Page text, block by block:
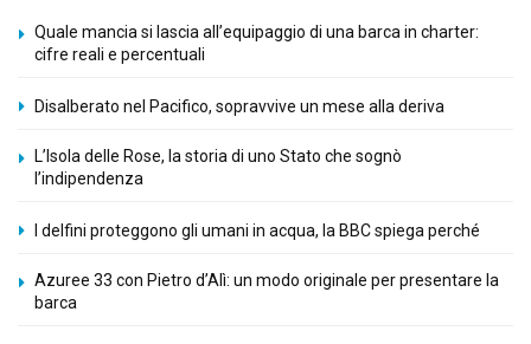
Quale mancia si lascia all’equipaggio di una barca in charter:
cifre reali e percentuali
Disalberato nel Pacifico, sopravvive un mese alla deriva
L’Isola delle Rose, la storia di uno Stato che sognò
l’indipendenza
I delfini proteggono gli umani in acqua, la BBC spiega perché
Azuree 33 con Pietro d’Alì: un modo originale per presentare la
barca